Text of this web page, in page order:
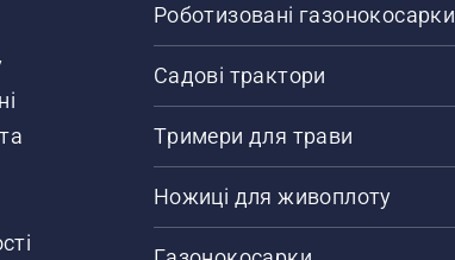
Роботизовані газонокосарки
Садові трактори
Тримери для трави
Ножиці для живоплоту